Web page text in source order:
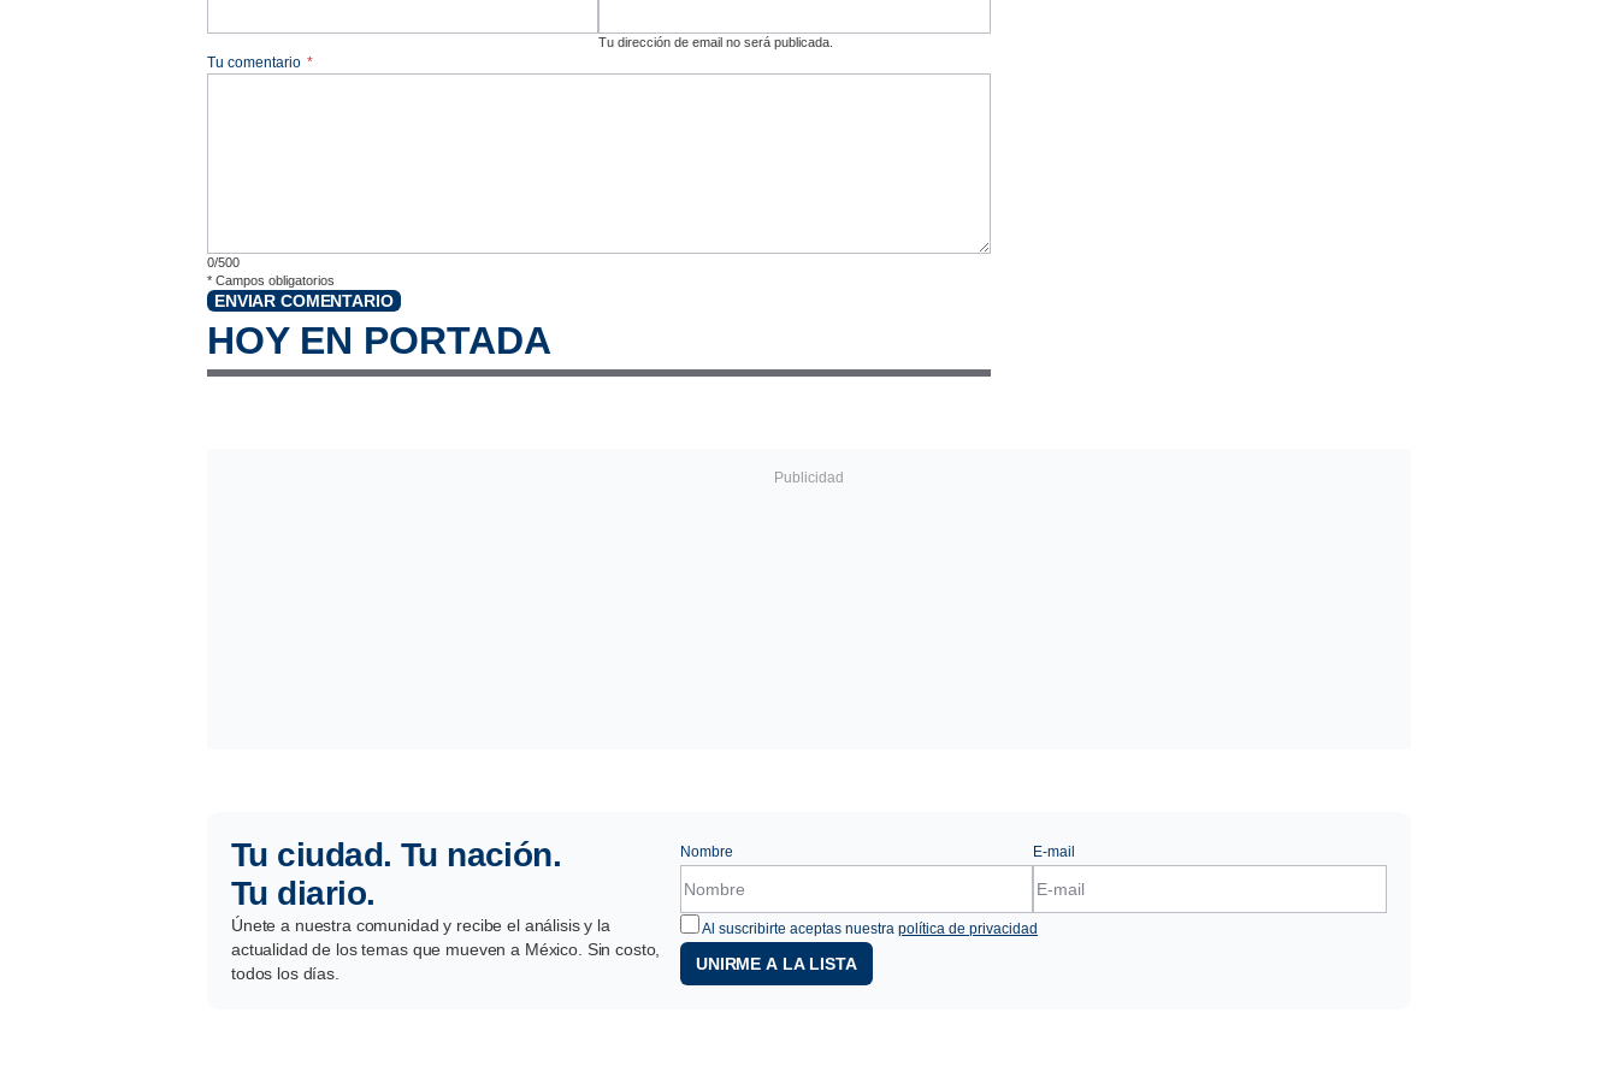
Tu dirección de email no será publicada.
Tu comentario *
0/500
* Campos obligatorios
ENVIAR COMENTARIO
HOY EN PORTADA
Tu ciudad. Tu nación.
Tu diario.
Únete a nuestra comunidad y recibe el análisis y la
actualidad de los temas que mueven a México. Sin costo,
todos los días.
Nombre E-mail
Al suscribirte aceptas nuestra política de privacidad
UNIRME A LA LISTA